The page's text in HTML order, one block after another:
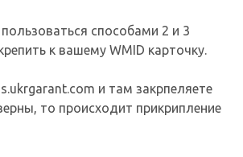
способами 2 и 3
к вашему WMID карточку.
и там закрпеляете
то происходит прикрипление